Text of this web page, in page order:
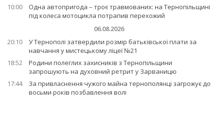
10:00
Одна автопригода – троє травмованих: на Тернопільщині
під колеса мотоцикла потрапив перехожий
06.08.2026
20:10
У Тернополі затвердили розмір батьківської плати за
навчання у мистецькому ліцеї №21
18:52
Родини полеглих захисників з Тернопільщини
запрошують на духовний ретрит у Зарваницю
17:44
За привласнення чужого майна тернополянці загрожує до
восьми років позбавлення волі